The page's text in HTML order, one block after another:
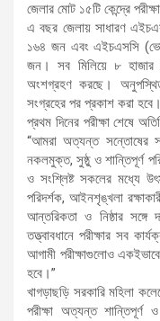
জেলার মোট ১৫টি কেন্দ্রে
এ বছর জেলায় সাধারণ
১৬৪ জন এবং এইচএসসি
জন। সব মিলিয়ে ৮ হাজার
অংশগ্রহণ করছে। অনুপস্থিত
সংগ্রহের পর প্রকাশ করা হবে।
প্রথম দিনের পরীক্ষা শেষে
“আমরা অত্যন্ত সন্তোষের
নকলমুক্ত, সুষ্ঠু ও শান্তিপূর্ণ
ও সংশ্লিষ্ট সকলের মধ্যে
পরিদর্শক, আইনশৃঙ্খলা
আন্তরিকতা ও নিষ্ঠার সঙ্গে
তত্ত্বাবধানে পরীক্ষার সব
আগামী পরীক্ষাগুলোও
হবে।”
খাগড়াছড়ি সরকারি মহিলা
পরীক্ষা অত্যন্ত শান্তিপূর্ণ